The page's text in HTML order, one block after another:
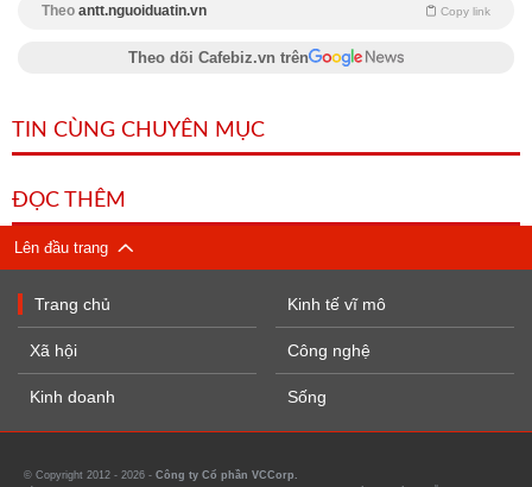
Theo antt.nguoiduatin.vn Copy link
Theo dõi Cafebiz.vn trên
TIN CÙNG CHUYÊN MỤC
ĐỌC THÊM
Lên đầu trang
Trang chủ
Xã hội
Kinh doanh
Kinh tế vĩ mô
Công nghệ
Sống
© Copyright 2012 - 2026 - Công ty Cổ phần VCCorp.